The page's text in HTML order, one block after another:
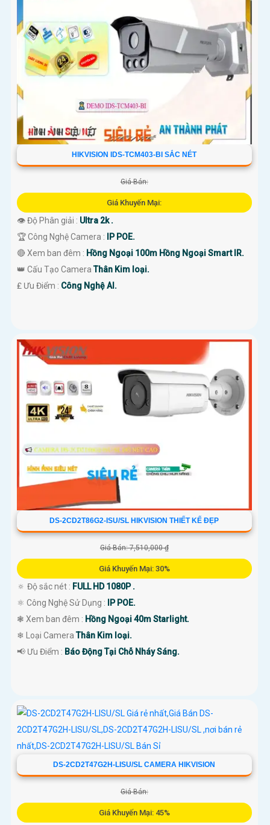
HIKVISION IDS-TCM403-BI SẮC NÉT
Giá Bán:
Giá Khuyến Mại:
👁 Độ Phân giải : Ultra 2k .
🏆 Công Nghệ Camera :
IP POE.
🔴 Xem ban đêm : Hồng Ngoại 100m Hồng Ngoại Smart IR.
👑 Cấu Tạo CameraThân Kim loại.
️₤ Ưu Điểm : Công Nghệ AI.
DS-2CD2T86G2-ISU/SL HIKVISION THIẾT KẾ ĐẸP
Giá Bán: 7,510,000 ₫
Giá Khuyến Mại: 30%
🔅 Độ sắc nét : FULL HD 1080P .
⚛️ Công Nghệ Sử Dụng :
IP POE.
❃ Xem ban đêm : Hồng Ngoại 40m Starlight.
❄ Loại CameraThân Kim loại.
️📢 Ưu Điểm : Báo Động Tại Chỗ Nháy Sáng.
DS-2CD2T47G2H-LISU/SL CAMERA HIKVISION
Giá Bán:
Giá Khuyến Mại: 45%